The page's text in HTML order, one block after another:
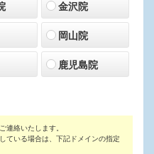
金沢院
岡山院
鹿児島院
連絡いたします。
ている場合は、下記ドメインの指定